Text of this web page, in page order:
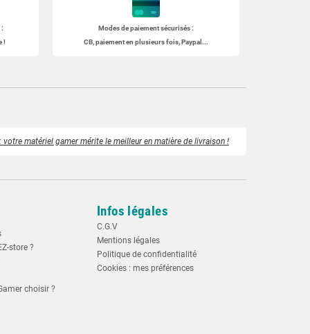
:
!
Modes de paiement sécurisés :
CB, paiement en plusieurs fois, Paypal...
votre matériel gamer mérite le meilleur en matière de livraison !
store ?
choisir ?
Infos légales
C.G.V
Mentions légales
Politique de confidentialité
Cookies : mes préférences